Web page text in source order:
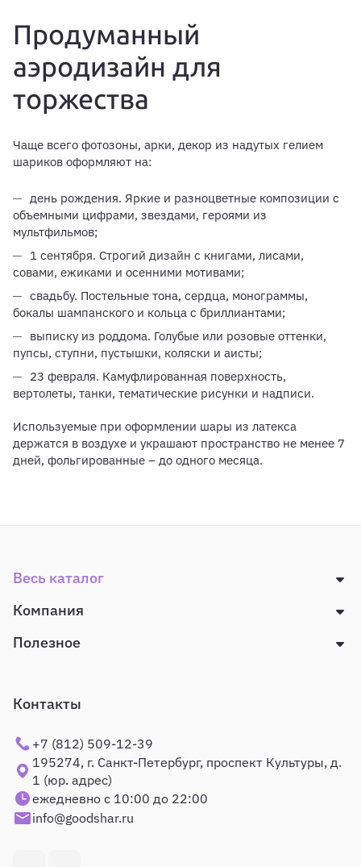
Продуманный
аэродизайн для
торжества
Чаще всего фотозоны, арки, декор из надутых гелием
шариков оформляют на:
день рождения. Яркие и разноцветные композиции с
объемными цифрами, звездами, героями из
мультфильмов;
1 сентября. Строгий дизайн с книгами, лисами,
совами, ежиками и осенними мотивами;
свадьбу. Постельные тона, сердца, монограммы,
бокалы шампанского и кольца с бриллиантами;
выписку из роддома. Голубые или розовые оттенки,
пупсы, ступни, пустышки, коляски и аисты;
23 февраля. Камуфлированная поверхность,
вертолеты, танки, тематические рисунки и надписи.
Используемые при оформлении шары из латекса
держатся в воздухе и украшают пространство не менее 7
дней, фольгированные – до одного месяца.
Весь каталог
Компания
Полезное
Контакты
+7 (812) 509-12-39
195274, г. Санкт-Петербург, проспект Культуры, д.
1 (юр. адрес)
ежедневно с 10:00 до 22:00
info@goodshar.ru